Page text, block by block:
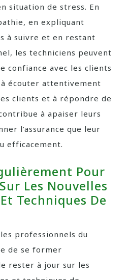
situation de stress. En
en expliquant
à suivre et en restant
les techniciens peuvent
confiance avec les clients
écouter attentivement
clients et à répondre de
à apaiser leurs
l’assurance que leur
efficacement.
Pour
Les Nouvelles
Techniques De
professionnels du
de se former
rester à jour sur les